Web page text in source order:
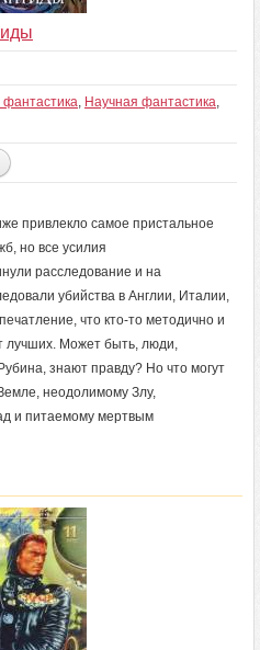
фантастика, Научная фантастика,
привлекло самое пристальное
но все усилия
расследование и на
убийства в Англии, Италии,
что кто-то методично и
лучших. Может быть, люди,
знают правду? Но что могут
неодолимому Злу,
и питаемому мертвым